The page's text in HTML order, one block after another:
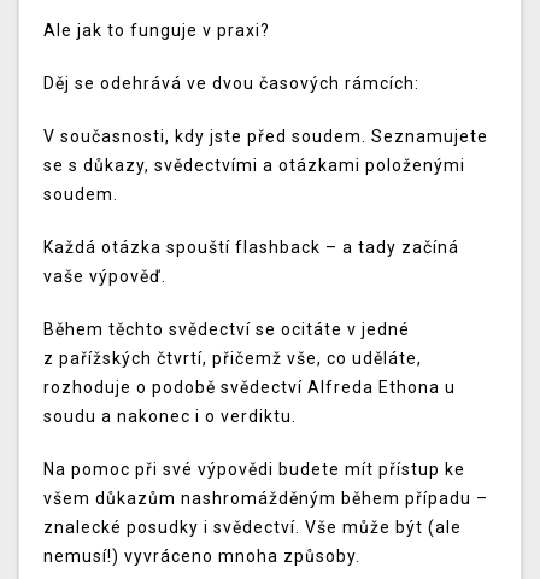
Ale jak to funguje v praxi?
Děj se odehrává ve dvou časových rámcích:
V současnosti, kdy jste před soudem. Seznamujete
se s důkazy, svědectvími a otázkami položenými
soudem.
Každá otázka spouští flashback – a tady začíná
vaše výpověď.
Během těchto svědectví se ocitáte v jedné
z pařížských čtvrtí, přičemž vše, co uděláte,
rozhoduje o podobě svědectví Alfreda Ethona u
soudu a nakonec i o verdiktu.
Na pomoc při své výpovědi budete mít přístup ke
všem důkazům nashromážděným během případu –
znalecké posudky i svědectví. Vše může být (ale
nemusí!) vyvráceno mnoha způsoby.